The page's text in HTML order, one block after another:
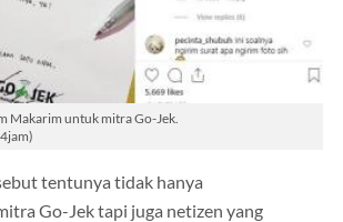
Makarim untuk mitra Go-Jek.
tentunya tidak hanya
Go-Jek tapi juga netizen yang